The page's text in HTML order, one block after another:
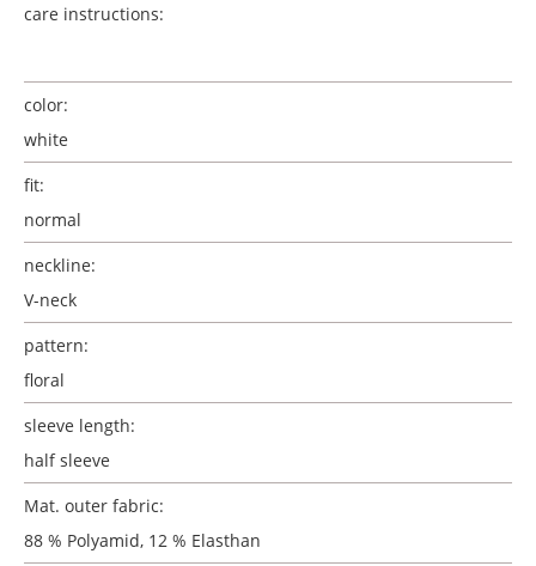
care instructions:
color:
white
fit:
normal
neckline:
V-neck
pattern:
floral
sleeve length:
half sleeve
Mat. outer fabric:
88 % Polyamid, 12 % Elasthan